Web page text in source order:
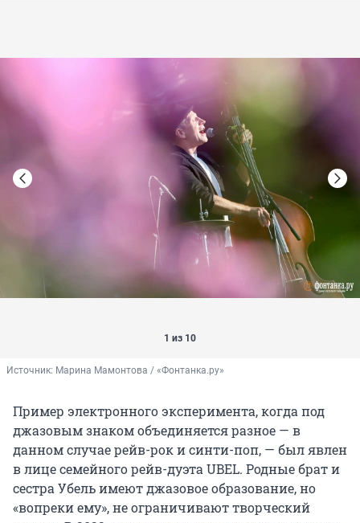
1 из 10
Источник: Марина Мамонтова / «Фонтанка.ру»
Пример электронного эксперимента, когда под
джазовым знаком объединяется разное — в
данном случае рейв-рок и синти-поп, — был явлен
в лице семейного рейв-дуэта UBEL. Родные брат и
сестра Убель имеют джазовое образование, но
«вопреки ему», не ограничивают творческий